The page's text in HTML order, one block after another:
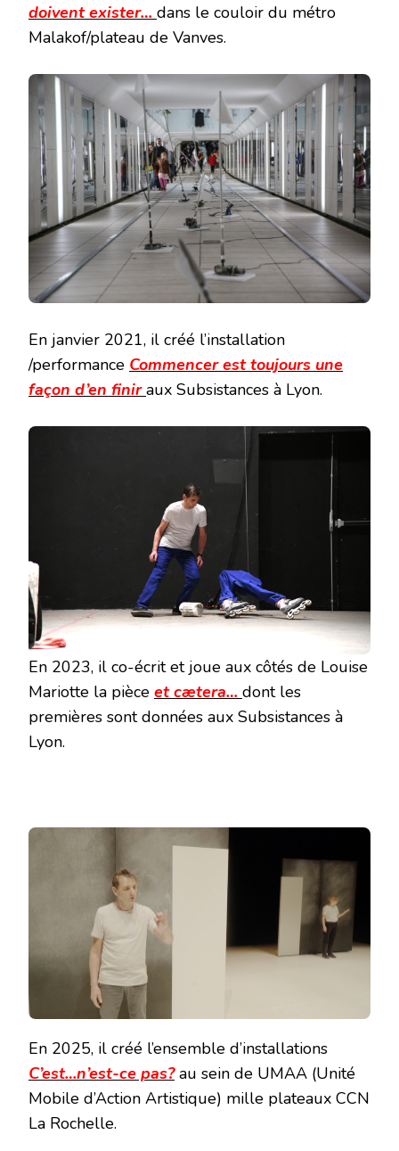
doivent exister… dans le couloir du métro
Malakof/plateau de Vanves.
En janvier 2021, il créé l’installation
/performance Commencer est toujours une
façon d’en finir aux Subsistances à Lyon.
En 2023, il co-écrit et joue aux côtés de Louise
Mariotte la pièce et cætera… dont les
premières sont données aux Subsistances à
Lyon.
En 2025, il créé l’ensemble d’installations
C’est…n’est-ce pas?au sein de UMAA (Unité
Mobile d’Action Artistique) mille plateaux CCN
La Rochelle.